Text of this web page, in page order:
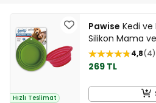
Hızlı Teslimat
Pawise Kedi ve
Silikon Mama
4,8 4
269 TL